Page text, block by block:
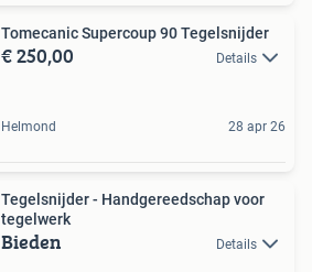
Tomecanic Supercoup 90 Tegelsnijder
€ 250,00 Details
Helmond 28 apr 26
Tegelsnijder - Handgereedschap voor
tegelwerk
Bieden Details